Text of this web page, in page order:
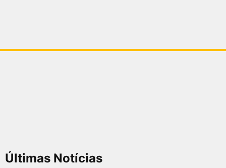
Últimas Notícias